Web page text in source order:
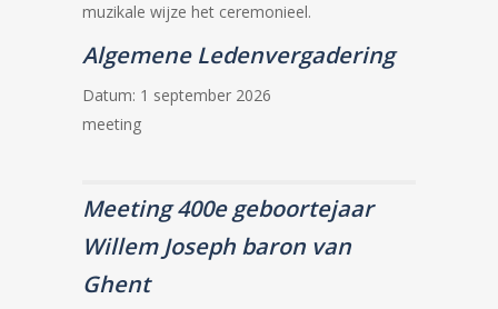
muzikale wijze het ceremonieel.
Algemene Ledenvergadering
Datum: 1 september 2026
meeting
Meeting 400e geboortejaar
Willem Joseph baron van
Ghent